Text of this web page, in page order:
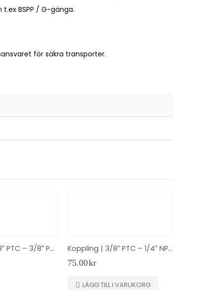
BSPP / G-gänga.
för säkra transporter.
Koppling | 3/8″ PTC – 3/8″ PTC 90° Skarv | SMC D.O.T.
Koppling | 3/8″ PTC – 1/4″ NPT 90° | SMC D.O.T.
75.00kr
LÄGG TILL I VARUKORG